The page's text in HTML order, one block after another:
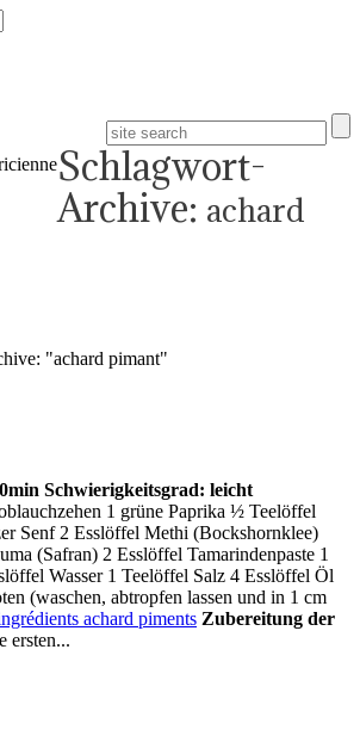
Schlagwort-
Archive: achard
"achard pimant"
Schwierigkeitsgrad: leicht
1 grüne Paprika ½ Teelöffel
Senf 2 Esslöffel Methi (Bockshornklee)
(Safran) 2 Esslöffel Tamarindenpaste 1
Wasser 1 Teelöffel Salz 4 Esslöffel Öl
(waschen, abtropfen lassen und in 1 cm
Zubereitung der
ersten...